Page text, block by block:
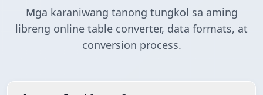
Mga karaniwang tanong tungkol sa aming
libreng online table converter, data formats, at
conversion process.